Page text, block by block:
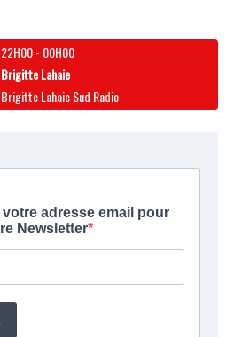
22H00- 00H00
Brigitte Lahaie
Brigitte Lahaie Sud Radio